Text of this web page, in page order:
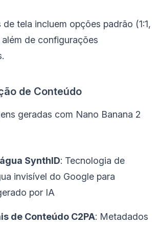
tela incluem opções padrão (1:1,
além de configurações
de Conteúdo
geradas com Nano Banana 2
SynthID: Tecnologia de
invisível do Google para
por IA
de Conteúdo C2PA: Metadados